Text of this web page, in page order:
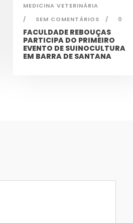
MEDICINA VETERINÁRIA
SEM COMENTÁRIOS
0
FACULDADE REBOUÇAS
PARTICIPA DO PRIMEIRO
EVENTO DE SUINOCULTURA
EM BARRA DE SANTANA